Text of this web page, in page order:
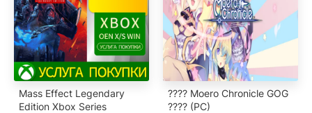
Mass Effect Legendary
Edition Xbox Series
???? Moero Chronicle GOG
???? (PC)